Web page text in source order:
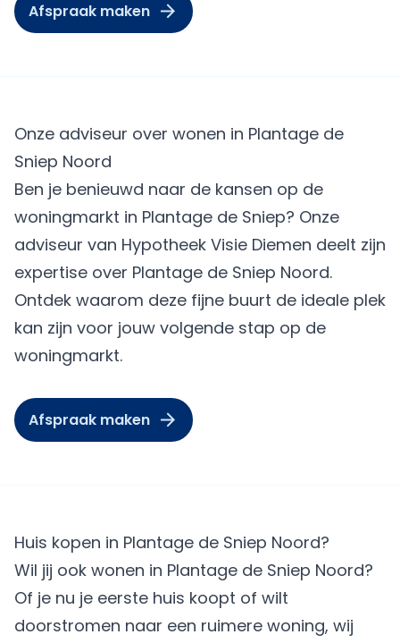
Afspraak maken
Onze adviseur over wonen in Plantage de
Sniep Noord
Ben je benieuwd naar de kansen op de
woningmarkt in Plantage de Sniep? Onze
adviseur van Hypotheek Visie Diemen deelt zijn
expertise over Plantage de Sniep Noord.
Ontdek waarom deze fijne buurt de ideale plek
kan zijn voor jouw volgende stap op de
woningmarkt.
Afspraak maken
Huis kopen in Plantage de Sniep Noord?
Wil jij ook wonen in Plantage de Sniep Noord?
Of je nu je eerste huis koopt of wilt
doorstromen naar een ruimere woning, wij